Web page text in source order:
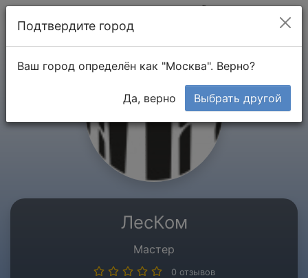
ЛесКом
Мастер
0 отзывов
Подтвердите город
Ваш город определён как "Москва". Верно?
Да, верно Выбрать другой